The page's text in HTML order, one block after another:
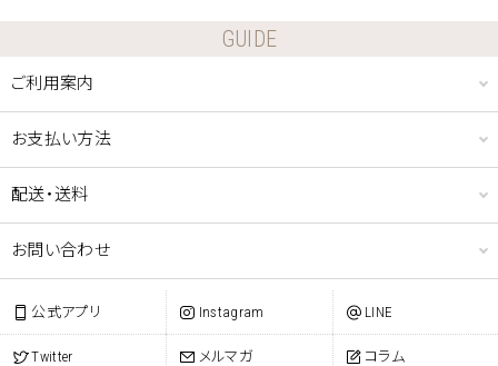
GUIDE
ご利用案内
お支払い方法
配送・送料
お問い合わせ
公式アプリ Instagram LINE
Twitter メルマガ コラム